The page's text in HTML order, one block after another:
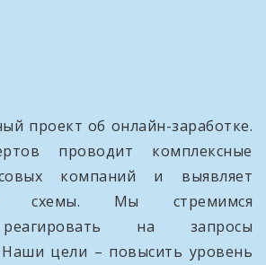
проект об онлайн-заработке.
проводит комплексные
компаний и выявляет
схемы. Мы стремимся
на запросы
Наши цели – повысить уровень